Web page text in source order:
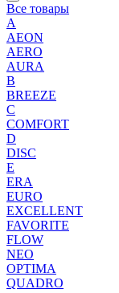
Все товары
A
AEON
AERO
AURA
B
BREEZE
C
COMFORT
D
DISC
E
ERA
EURO
EXCELLENT
FAVORITE
FLOW
NEO
OPTIMA
QUADRO